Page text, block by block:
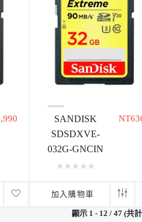
SANDISK
SDSDXVE-
032G-GNCIN
加入購物車
顯示 1 - 12 / 47 (共